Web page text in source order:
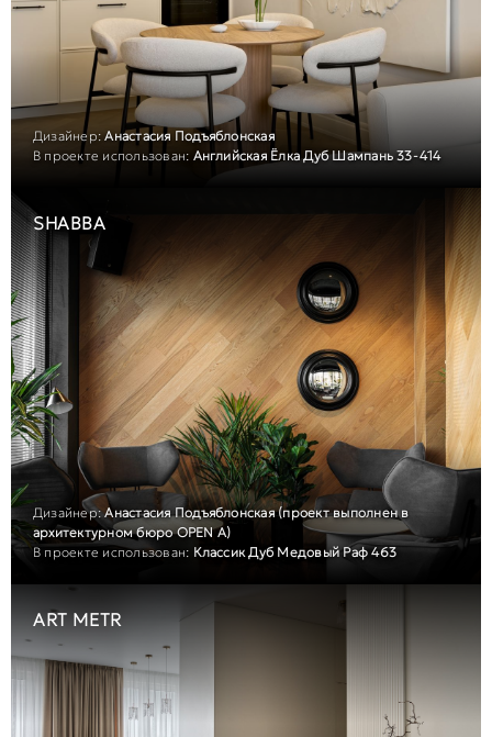
Дизайнер:Анастасия Подъяблонская
В проекте использован: Английская Ёлка Дуб Шампань 33-414
SHABBA
Дизайнер:Анастасия Подъяблонская (проект выполнен в
архитектурном бюро OPEN A)
В проекте использован: Классик Дуб Медовый Раф 463
ART METR